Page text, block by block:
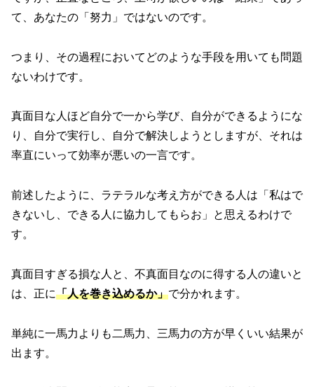
て、あなたの「努力」ではないのです。
つまり、その過程においてどのような手段を用いても問題
ないわけです。
真面目な人ほど自分で一から学び、自分ができるようにな
り、自分で実行し、自分で解決しようとしますが、それは
率直にいって効率が悪いの一言です。
前述したように、ラテラルな考え方ができる人は「私はで
きないし、できる人に協力してもらお」と思えるわけで
す。
真面目すぎる損な人と、不真面目なのに得する人の違いと
は、正に「人を巻き込めるか」で分かれます。
単純に一馬力よりも二馬力、三馬力の方が早くいい結果が
出ます。